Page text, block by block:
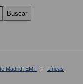
Buscar
Madrid: EMT
Líneas